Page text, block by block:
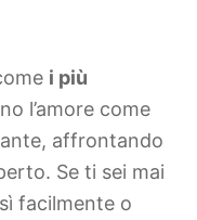
i più
l’amore come
affrontando
Se ti sei mai
facilmente o